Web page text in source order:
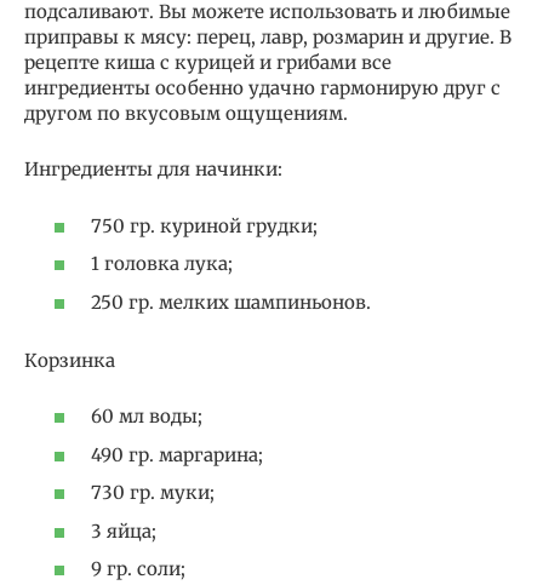
подсаливают. Вы можете использовать и любимые
приправы к мясу: перец, лавр, розмарин и другие. В
рецепте киша с курицей и грибами все
ингредиенты особенно удачно гармонирую друг с
другом по вкусовым ощущениям.
Ингредиенты для начинки:
750 гр. куриной грудки;
1 головка лука;
250 гр. мелких шампиньонов.
Корзинка
60 мл воды;
490 гр. маргарина;
730 гр. муки;
3 яйца;
9 гр. соли;